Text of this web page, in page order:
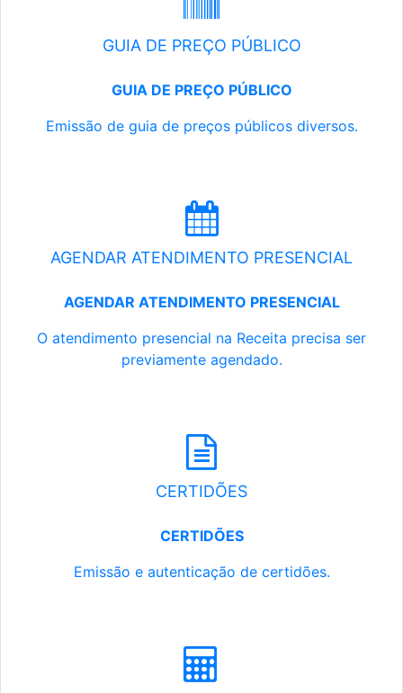
GUIA DE PREÇO PÚBLICO
GUIA DE PREÇO PÚBLICO
Emissão de guia de preços públicos diversos.
AGENDAR ATENDIMENTO PRESENCIAL
AGENDAR ATENDIMENTO PRESENCIAL
O atendimento presencial na Receita precisa ser
previamente agendado.
CERTIDÕES
CERTIDÕES
Emissão e autenticação de certidões.